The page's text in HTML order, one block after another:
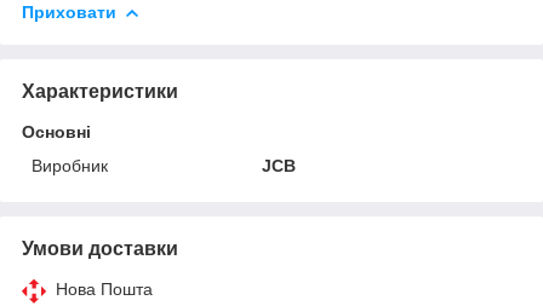
Приховати
Характеристики
Основні
Виробник
JCB
Умови доставки
Нова Пошта